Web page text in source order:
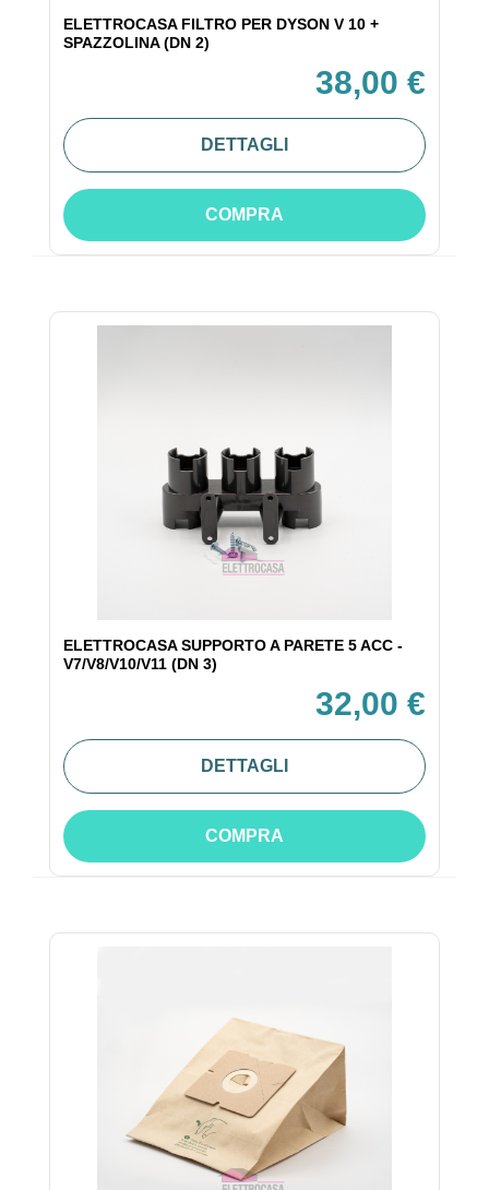
ELETTROCASA FILTRO PER DYSON V 10 +
SPAZZOLINA (DN 2)
38,00 €
DETTAGLI
COMPRA
ELETTROCASA SUPPORTO A PARETE 5 ACC -
V7/V8/V10/V11 (DN 3)
32,00 €
DETTAGLI
COMPRA